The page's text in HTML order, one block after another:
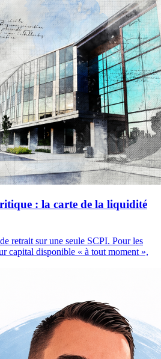
: la carte de la liquidité
retrait sur une seule SCPI. Pour les
capital disponible « à tout moment »,